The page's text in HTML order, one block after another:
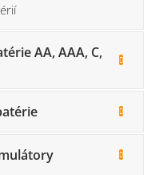
AA, AAA, C,